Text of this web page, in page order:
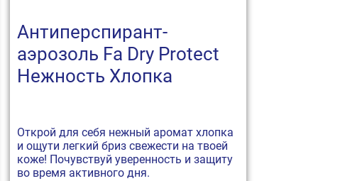
Антиперспирант-
аэрозоль Fa Dry Protect
Нежность Хлопка
Открой для себя нежный аромат хлопка
и ощути легкий бриз свежести на твоей
коже! Почувствуй уверенность и защиту
во время активного дня.